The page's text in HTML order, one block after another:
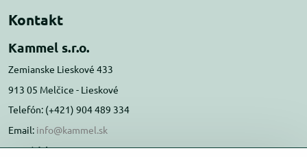
Kontakt
Kammel s.r.o.
Zemianske Lieskové 433
913 05 Melčice - Lieskové
Telefón: (+421) 904 489 334
Email: info@kammel.sk
Prevádzka: